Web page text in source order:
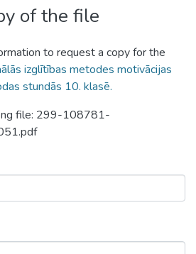
of the file
to request a copy for the
izglītības metodes motivācijas
stundās 10. klasē.
file: 299-108781-